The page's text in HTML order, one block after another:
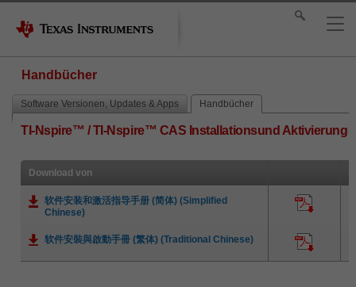
Handbücher
Software Versionen, Updates & Apps Handbücher
TI-Nspire™ / TI-Nspire™ CAS Installationsund
Download von
软件安装和激活指导手册 (简体) (Simplified
Chinese)
软件安裝與啟動手冊 (繁体) (Traditional Chinese)